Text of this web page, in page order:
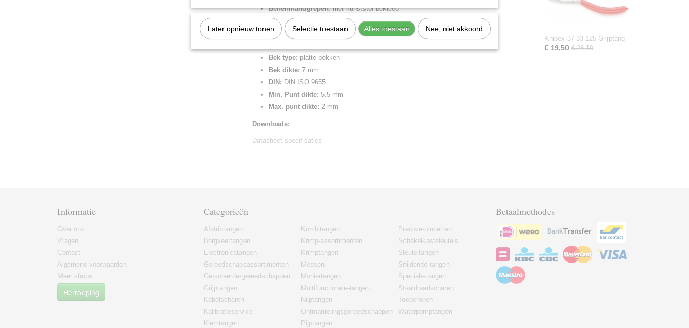
Benen/handgrepen:met kunststof bekleed
Kop afwerking:gepolijst
Kopbreedte:12.5 mm
Bek type: platte bekken
Bek dikte: 7 mm
DIN: DIN ISO 9655
Min. Punt dikte: 5.5 mm
Max. punt dikte: 2 mm
Downloads:
Datasheet specificaties
Knipex 37 33 125 Grijptang
€ 19,50 € 28,10
Informatie
Over ons
Vragen
Contact
Algemene voorwaarden
Meer shops
Herroeping
Categorieën
Afstriptangen
Borgveertangen
Electronicatangen
Gereedschapsassortimenten
Geïsoleerde-gereedschappen
Grijptangen
Kabelscharen
Kalibratieservice
Klemtangen
Kombitangen
Krimp-assortimenten
Krimptangen
Messen
Moniertangen
Multifunctionele-tangen
Nijptangen
Ontmantelingsgereedschappen
Pijptangen
Precisie-pincetten
Schakelkastsleutels
Sleuteltangen
Snijdende-tangen
Speciale-tangen
Staaldraadscharen
Toebehoren
Waterpomptangen
Betaalmethodes
Later opnieuw tonen Selectie toestaan Alles toestaan Nee, niet akkoord